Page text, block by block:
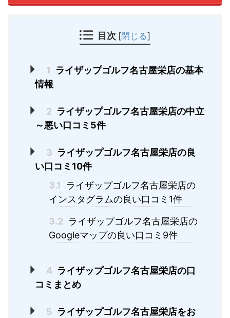
目次 [閉じる]
1
ライザップゴルフ名古屋栄店の基本
情報
2 ライザップゴルフ名古屋栄店の中立
～悪い口コミ5件
3 ライザップゴルフ名古屋栄店の良
い口コミ10件
3.1
ライザップゴルフ名古屋栄店の
インスタグラムの良い口コミ1件
3.2
ライザップゴルフ名古屋栄店の
Googleマップの良い口コミ9件
4 ライザップゴルフ名古屋栄店の口
コミまとめ
5 ライザップゴルフ名古屋栄店をお